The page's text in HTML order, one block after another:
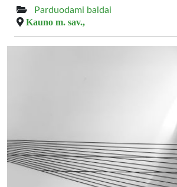
Parduodami baldai
Kauno m. sav.,